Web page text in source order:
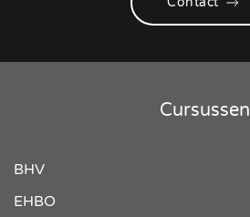
Cursussen
BHV
EHBO